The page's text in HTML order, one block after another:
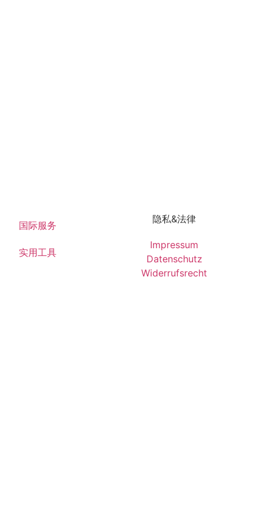
国际服务
实用工具
隐私&法律
Impressum
Datenschutz
Widerrufsrecht